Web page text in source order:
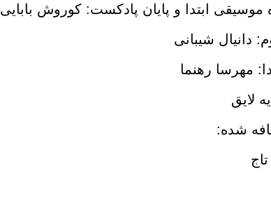
موسیقی ابتدا و پایان پادکست: کوروش بابایی
دانیال شیبانی
مهرسا رهنما
لایق
شده: